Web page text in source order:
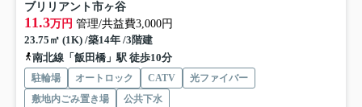
ブリリアント市ヶ谷
11.3万円 管理/共益費3,000円
23.75㎡ (1K) /築14年 /3階建
南北線「飯田橋」駅 徒歩10分
駐輪場 オートロック CATV
光ファイバー
敷地内ごみ置き場
公共下水